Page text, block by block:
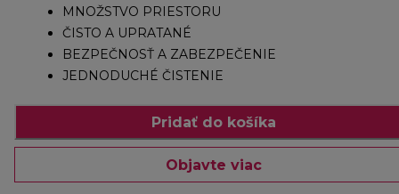
MNOŽSTVO PRIESTORU
ČISTO A UPRATANÉ
BEZPEČNOSŤ A ZABEZPEČENIE
JEDNODUCHÉ ČISTENIE
Pridať do košíka
Objavte viac